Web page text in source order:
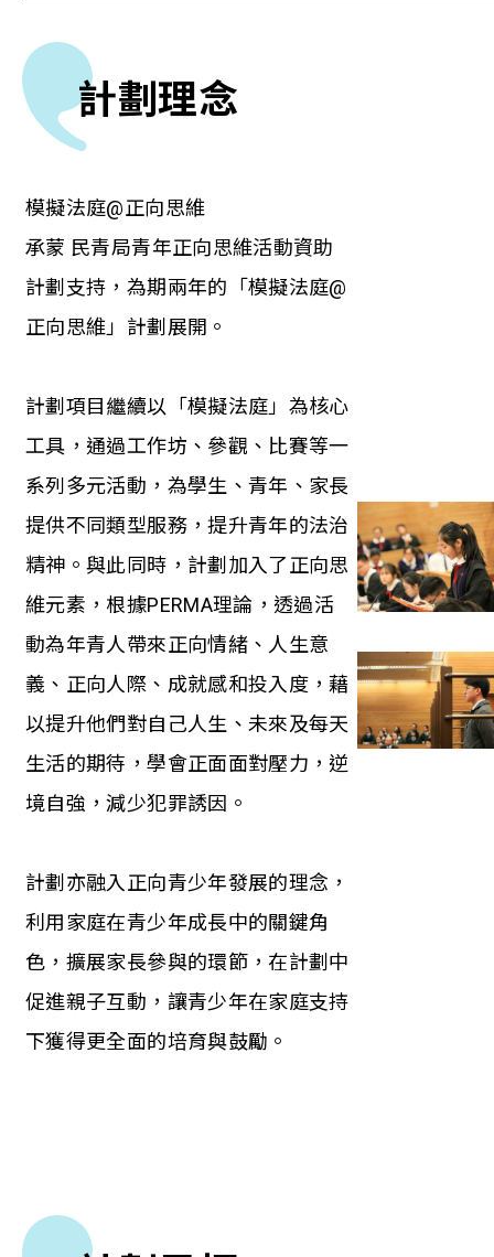
計劃理念
模擬法庭@正向思維
承蒙 民青局青年正向思維活動資助
計劃支持，為期兩年的「模擬法庭@
正向思維」計劃展開。
計劃項目繼續以「模擬法庭」為核心
工具，通過工作坊、參觀、比賽等一
系列多元活動，為學生、青年、家長
提供不同類型服務，提升青年的法治
精神。與此同時，計劃加入了正向思
維元素，根據PERMA理論，透過活
動為年青人帶來正向情緒、人生意
義、正向人際、成就感和投入度，藉
以提升他們對自己人生、未來及每天
生活的期待，學會正面面對壓力，逆
境自強，減少犯罪誘因。
計劃亦融入正向青少年發展的理念，
利用家庭在青少年成長中的關鍵角
色，擴展家長參與的環節，在計劃中
促進親子互動，讓青少年在家庭支持
下獲得更全面的培育與鼓勵。